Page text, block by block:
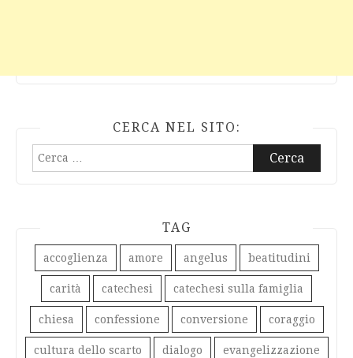
CERCA NEL SITO:
Ricerca
per:
TAG
accoglienza amore angelus beatitudini
carità catechesi catechesi sulla famiglia
chiesa confessione conversione coraggio
cultura dello scarto dialogo evangelizzazione